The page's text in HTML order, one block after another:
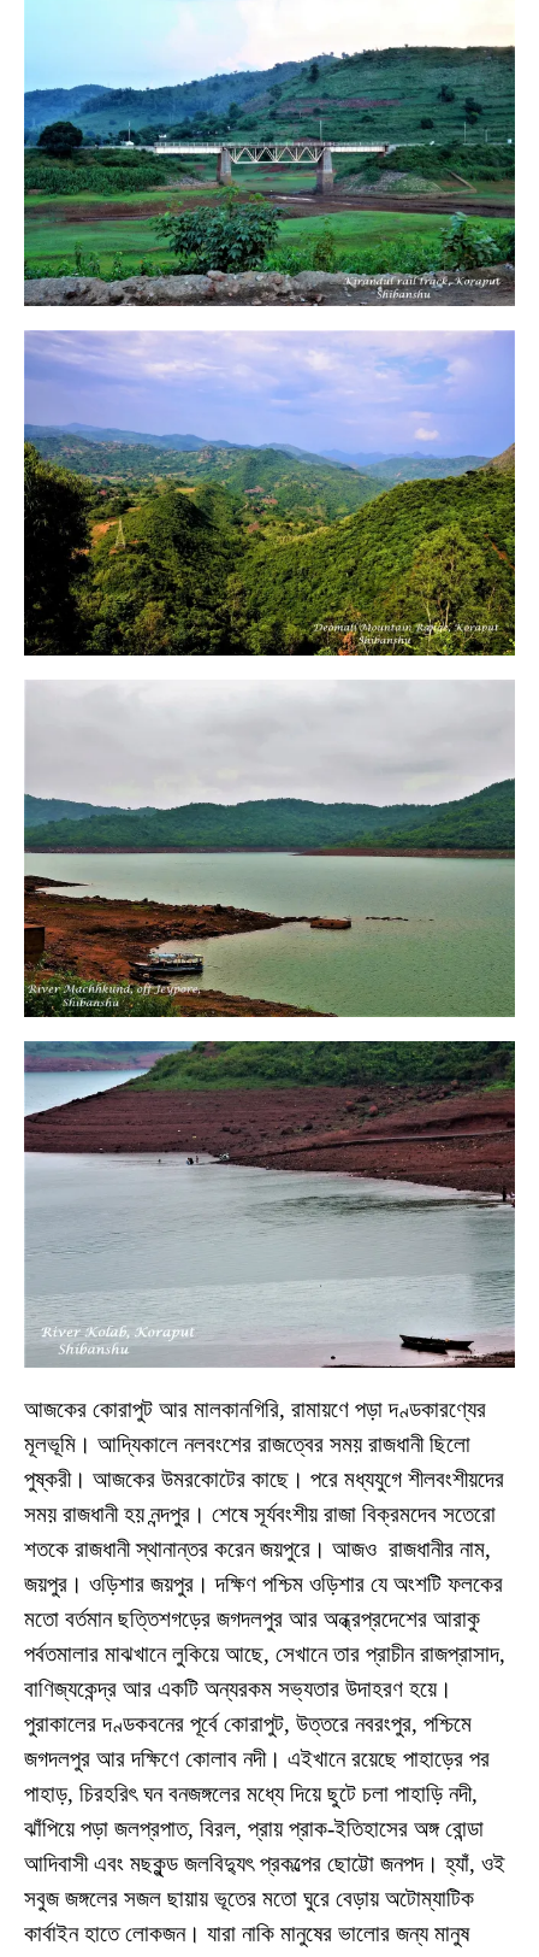
আজকের কোরাপুট আর মালকানগিরি, রামায়ণে পড়া দণ্ডকারণ্যের
মূলভূমি। আদ্যিকালে নলবংশের রাজত্বের সময় রাজধানী ছিলো
পুষ্করী। আজকের উমরকোটের কাছে। পরে মধ্যযুগে শীলবংশীয়দের
সময় রাজধানী হয় নন্দপুর। শেষে সূর্যবংশীয় রাজা বিক্রমদেব সতেরো
শতকে রাজধানী স্থানান্তর করেন জয়পুরে। আজও রাজধানীর নাম,
জয়পুর। ওড়িশার জয়পুর। দক্ষিণ পশ্চিম ওড়িশার যে অংশটি ফলকের
মতো বর্তমান ছত্তিশগড়ের জগদলপুর আর অন্ধ্রপ্রদেশের আরাকু
পর্বতমালার মাঝখানে লুকিয়ে আছে, সেখানে তার প্রাচীন রাজপ্রাসাদ,
বাণিজ্যকেন্দ্র আর একটি অন্যরকম সভ্যতার উদাহরণ হয়ে।
পুরাকালের দণ্ডকবনের পূর্বে কোরাপুট, উত্তরে নবরংপুর, পশ্চিমে
জগদলপুর আর দক্ষিণে কোলাব নদী। এইখানে রয়েছে পাহাড়ের পর
পাহাড়, চিরহরিৎ ঘন বনজঙ্গলের মধ্যে দিয়ে ছুটে চলা পাহাড়ি নদী,
ঝাঁপিয়ে পড়া জলপ্রপাত, বিরল, প্রায় প্রাক-ইতিহাসের অঙ্গ বোন্ডা
আদিবাসী এবং মছকুন্ড জলবিদ্যুৎ প্রকল্পের ছোট্টো জনপদ। হ্যাঁ, ওই
সবুজ জঙ্গলের সজল ছায়ায় ভূতের মতো ঘুরে বেড়ায় অটোম্যাটিক
কার্বাইন হাতে লোকজন। যারা নাকি মানুষের ভালোর জন্য মানুষ